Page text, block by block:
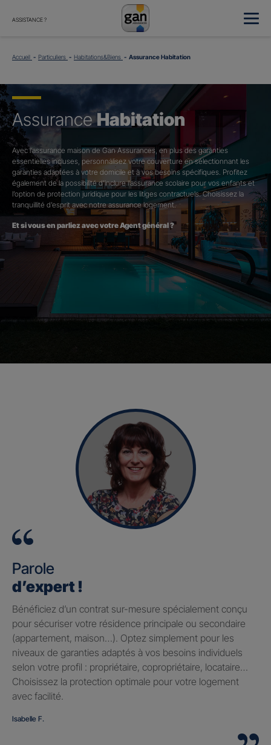
ASSISTANCE ?
Accueil Particuliers Habitations&Biens Assurance Habitation
AssuranceHabitation
Avec l’assurance maison de Gan Assurances, en plus des garanties
essentielles incluses, personnalisez votre couverture en sélectionnant les
garanties adaptées à votre domicile et à vos besoins spécifiques. Profitez
également de la possibilité d’inclure l’assurance scolaire pour vos enfants et
l’option de protection juridique pour les litiges contractuels. Choisissez la
tranquillité d’esprit avec notre assurance logement.
Et si vous en parliez avec votre Agent général ?
Parole
d’expert !
Bénéficiez d’un contrat sur-mesure spécialement conçu
pour sécuriser votre résidence principale ou secondaire
(appartement, maison…). Optez simplement pour les
niveaux de garanties adaptés à vos besoins individuels
selon votre profil : propriétaire, copropriétaire, locataire…
Choisissez la protection optimale pour votre logement
avec facilité.
Isabelle F.